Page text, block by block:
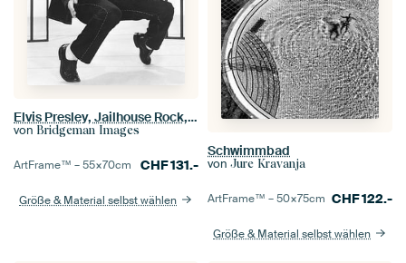
Elvis Presley, Jailhouse Rock, 1957
von Bridgeman Images
ArtFrame™ –55×70cm CHF131.-
Größe & Material selbst wählen
Schwimmbad
von Jure Kravanja
ArtFrame™ –50×75cm CHF122.-
Größe & Material selbst wählen